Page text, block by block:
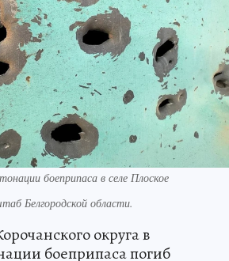
боеприпаса в селе Плоское
Белгородской области.
округа в
боеприпаса погиб